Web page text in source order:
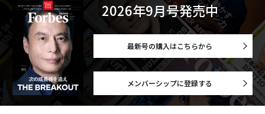
2026年9月号発売中
最新号の購入はこちらから
メンバーシップに登録する